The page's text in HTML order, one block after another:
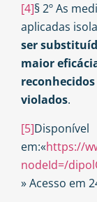
[4]§ 2º As
aplicadas
ser
maior
violados.
[5]Disponível
em:«https://
nodeId=/
» Acesso em